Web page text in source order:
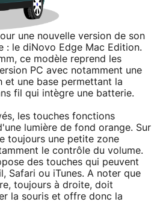
une nouvelle version de son
: le diNovo Edge Mac Edition.
ce modèle reprend les
PC avec notamment une
et une base permettant la
fil qui intègre une batterie.
les touches fonctions
lumière de fond orange. Sur
toujours une petite zone
le contrôle du volume.
des touches qui peuvent
Safari ou iTunes. A noter que
toujours à droite, doit
la souris et offre donc la